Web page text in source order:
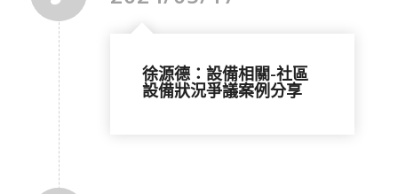
徐源德：設備相關-社區
設備狀況爭議案例分享